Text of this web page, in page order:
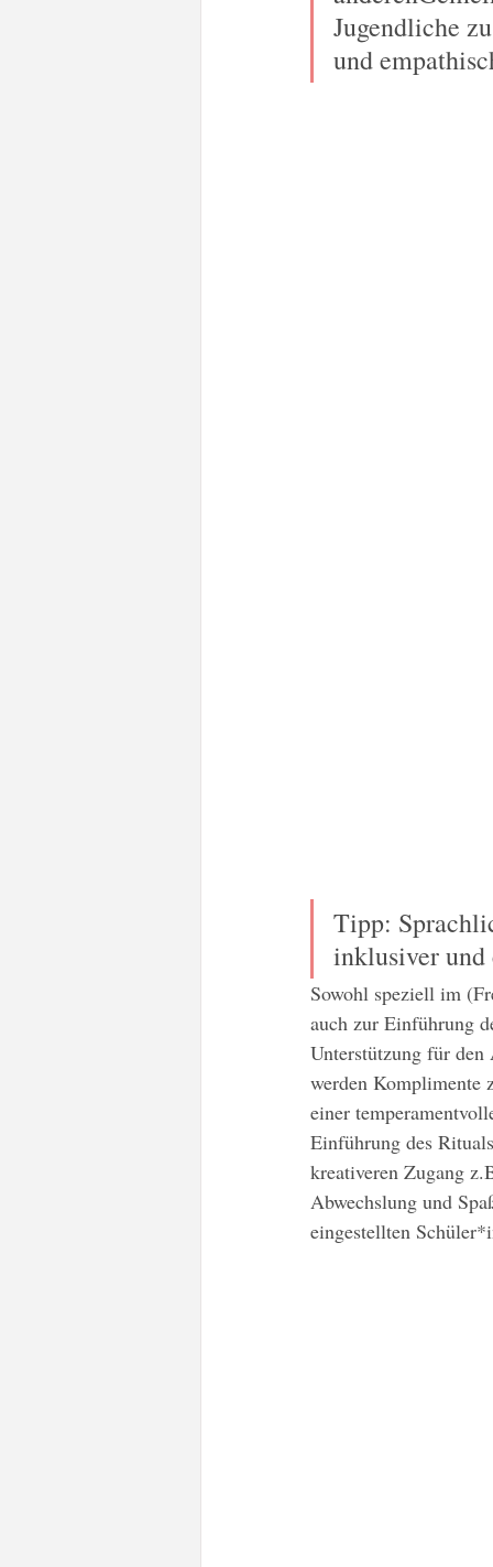
Jugendliche
und
Tipp:
inklusiver
Sowohl speziell im
auch zur Einführung
Unterstützung für
werden Komplimente
einer
Einführung des
kreativeren Zugang
Abwechslung und
eingestellten